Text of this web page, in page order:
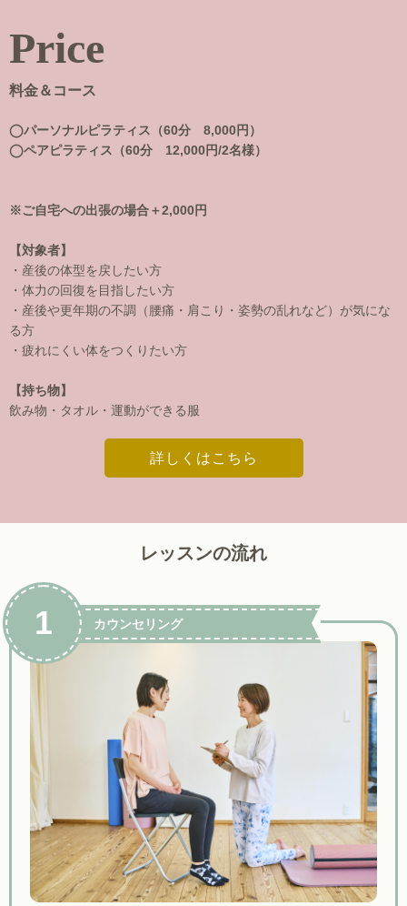
Price
料金＆コース
◯パーソナルピラティス（60分 8,000円）
◯ペアピラティス（60分 12,000円/2名様）
※ご自宅への出張の場合＋2,000円
【対象者】
・産後の体型を戻したい方
・体力の回復を目指したい方
・産後や更年期の不調（腰痛・肩こり・姿勢の乱れなど）が気にな
る方
・疲れにくい体をつくりたい方
【持ち物】
飲み物・タオル・運動ができる服
詳しくはこちら
レッスンの流れ
カウンセリング
1